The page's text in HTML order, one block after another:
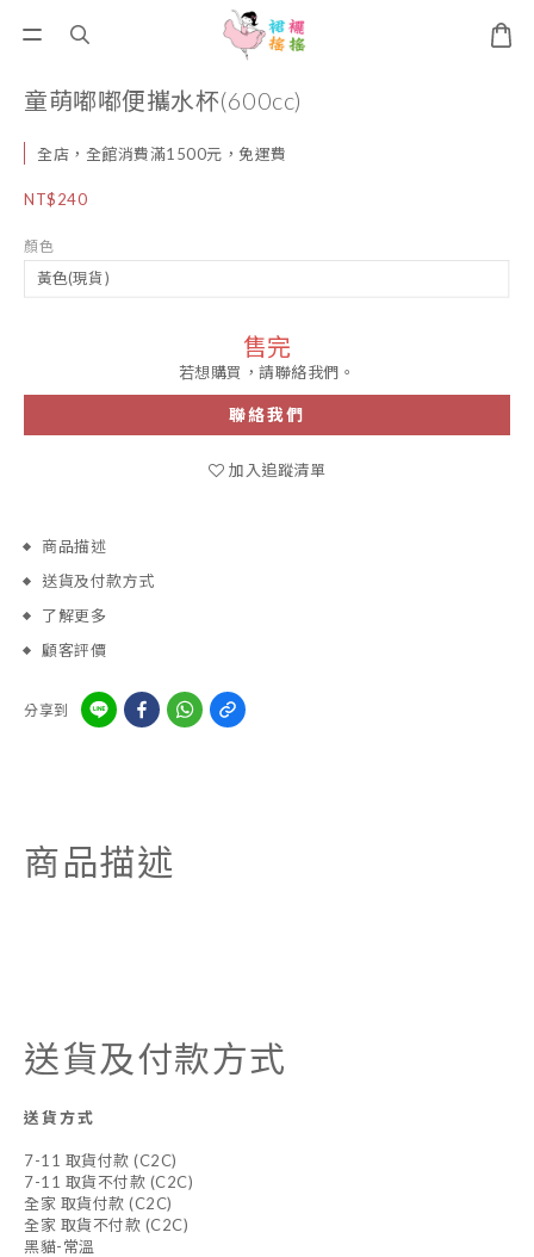
童萌嘟嘟便攜水杯(600cc)
全店，全館消費滿1500元，免運費
NT$240
顏色
售完
若想購買，請聯絡我們。
聯絡我們
加入追蹤清單
商品描述
送貨及付款方式
了解更多
顧客評價
分享到
商品描述
送貨及付款方式
送貨方式
7-11 取貨付款 (C2C)
7-11 取貨不付款 (C2C)
全家 取貨付款 (C2C)
全家 取貨不付款 (C2C)
黑貓-常溫